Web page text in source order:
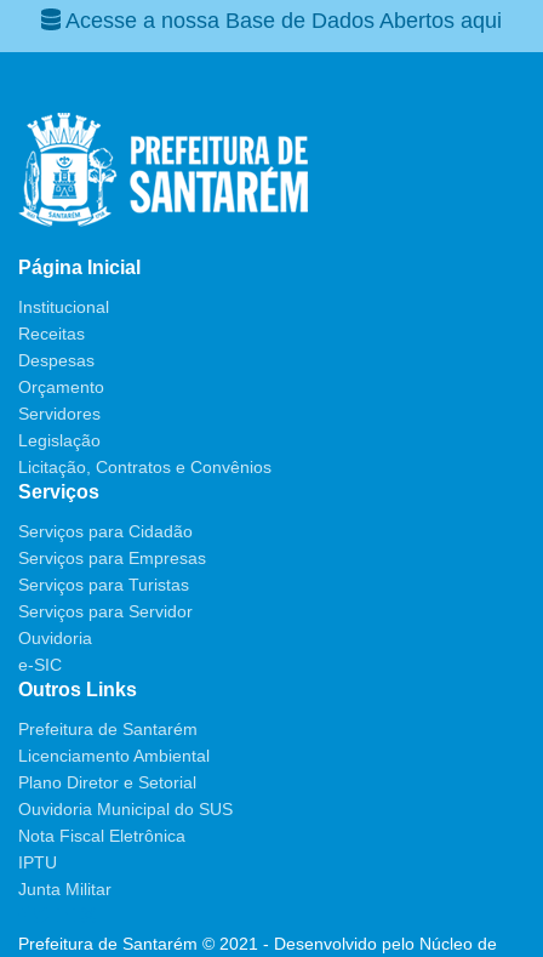
Acesse a nossa Base de Dados Abertos aqui
Página Inicial
Institucional
Receitas
Despesas
Orçamento
Servidores
Legislação
Licitação, Contratos e Convênios
Serviços
Serviços para Cidadão
Serviços para Empresas
Serviços para Turistas
Serviços para Servidor
Ouvidoria
e-SIC
Outros Links
Prefeitura de Santarém
Licenciamento Ambiental
Plano Diretor e Setorial
Ouvidoria Municipal do SUS
Nota Fiscal Eletrônica
IPTU
Junta Militar
Prefeitura de Santarém © 2021 - Desenvolvido pelo Núcleo de